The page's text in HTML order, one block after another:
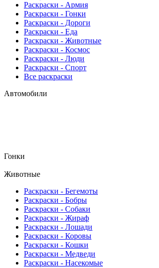
Раскраски - Армия
Раскраски - Гонки
Раскраски - Дороги
Раскраски - Еда
Раскраски - Животныe
Раскраски - Космос
Раскраски - Люди
Раскраски - Спорт
Все раскраски
Автомобили
Гонки
Животные
Раскраски - Бегемоты
Раскраски - Бобры
Раскраски - Собаки
Раскраски - Жираф
Раскраски - Лошади
Раскраски - Коровы
Раскраски - Кошки
Раскраски - Медведи
Раскраски - Насекомые